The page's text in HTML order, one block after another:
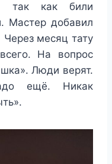
так как били
Мастер добавил
Через месяц тату
На вопрос
Люди верят.
ещё. Никак